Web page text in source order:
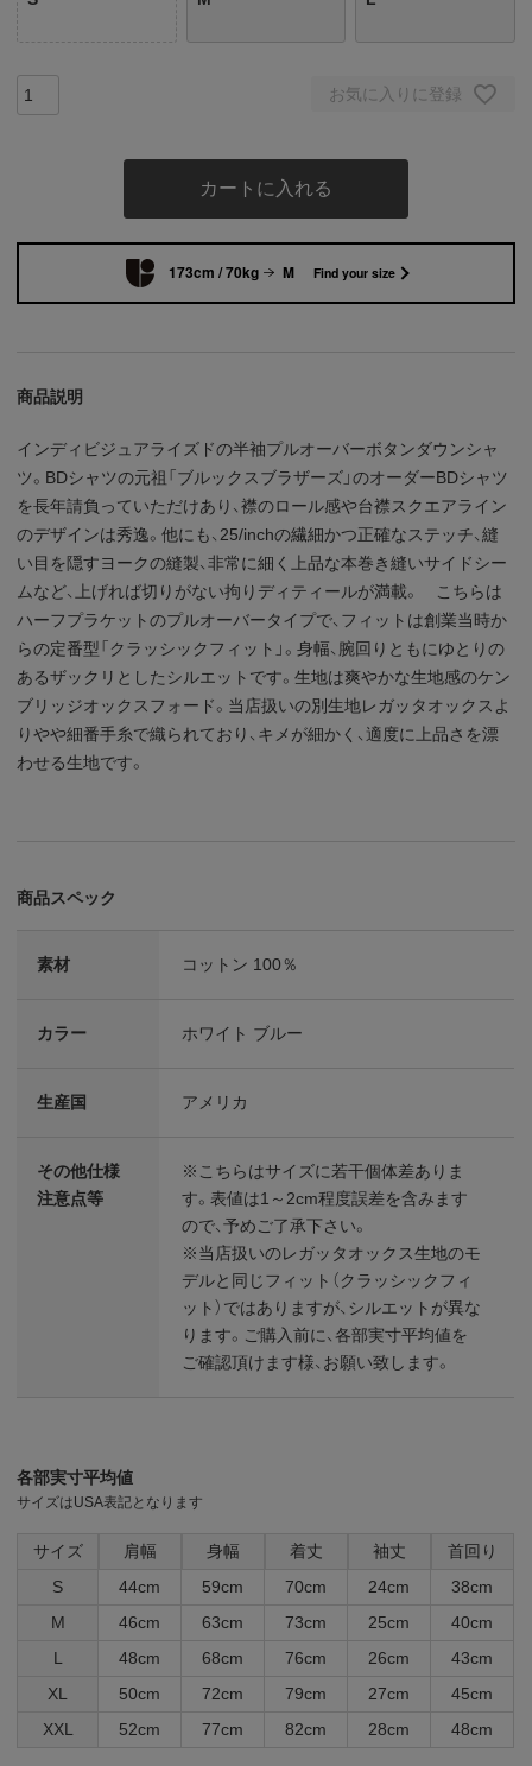
お気に入りに登録
カートに入れる
173cm / 70kg M Find your size
商品説明
インディビジュアライズドの半袖プルオーバーボタンダウンシャ
ツ。BDシャツの元祖「ブルックスブラザーズ」のオーダーBDシャツ
を長年請負っていただけあり、襟のロール感や台襟スクエアライン
のデザインは秀逸。他にも、25/inchの繊細かつ正確なステッチ、縫
い目を隠すヨークの縫製、非常に細く上品な本巻き縫いサイドシー
ムなど、上げれば切りがない拘りディティールが満載。 こちらは
ハーフプラケットのプルオーバータイプで、フィットは創業当時か
らの定番型「クラッシックフィット」。身幅、腕回りともにゆとりの
あるザックリとしたシルエットです。生地は爽やかな生地感のケン
ブリッジオックスフォード。当店扱いの別生地レガッタオックスよ
りやや細番手糸で織られており、キメが細かく、適度に上品さを漂
わせる生地です。
商品スペック
素材 コットン 100％
カラー ホワイト ブルー
生産国 アメリカ
その他仕様
注意点等
※こちらはサイズに若干個体差ありま
す。表値は1～2cm程度誤差を含みます
ので、予めご了承下さい。
※当店扱いのレガッタオックス生地のモ
デルと同じフィット（クラッシックフィ
ット）ではありますが、シルエットが異な
ります。ご購入前に、各部実寸平均値を
ご確認頂けます様、お願い致します。
各部実寸平均値
サイズはUSA表記となります
サイズ 肩幅 身幅 着丈 袖丈
首回り
S
44cm 59cm 70cm 24cm
38cm
M
46cm 63cm 73cm 25cm
40cm
L
48cm 68cm 76cm 26cm
43cm
XL
50cm 72cm 79cm 27cm
45cm
XXL
52cm 77cm 82cm 28cm 48cm